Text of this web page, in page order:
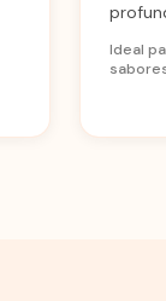
Ideal